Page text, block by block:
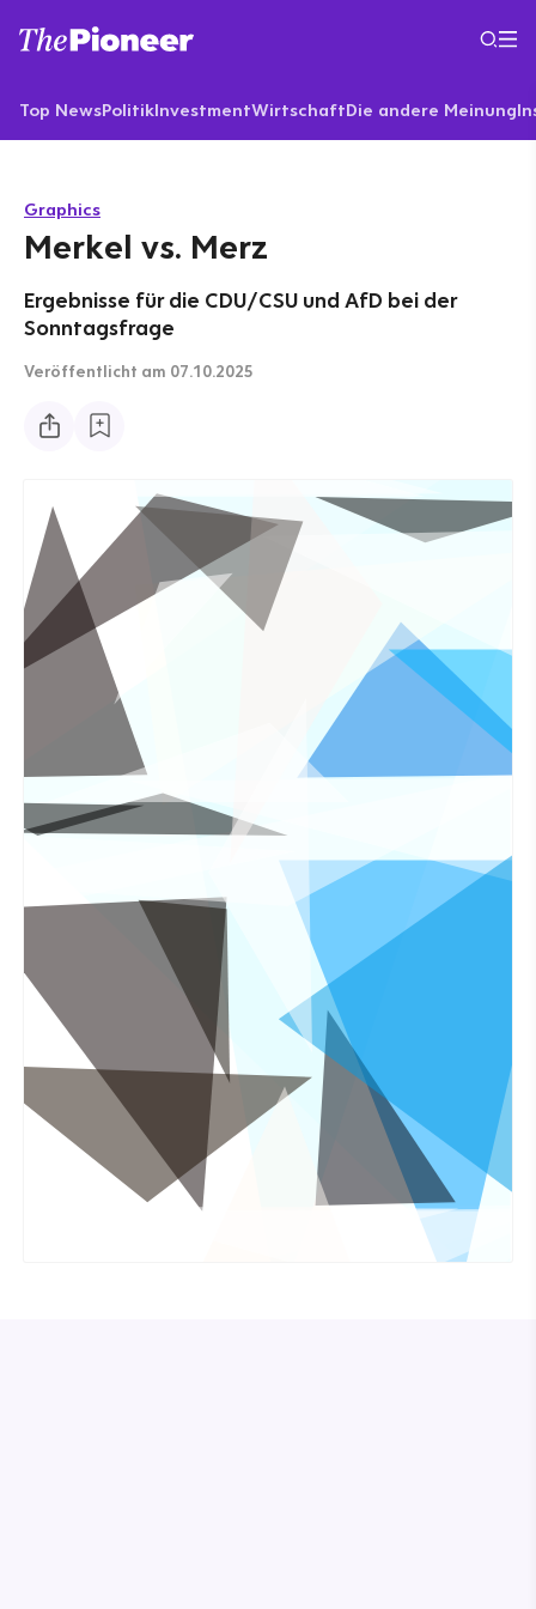
Top NewsPolitikInvestmentWirtschaftDie andere Meinung
Graphics
Merkel vs. Merz
Ergebnisse für die CDU/CSU und AfD bei der
Sonntagsfrage
Veröffentlicht am 07.10.2025